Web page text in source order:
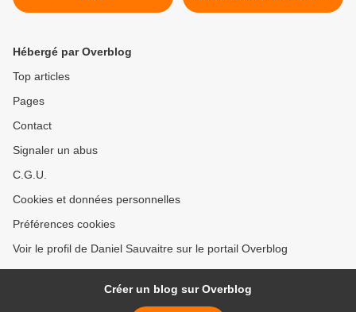
Reignac >
Hébergé par Overblog
Top articles
Pages
Contact
Signaler un abus
C.G.U.
Cookies et données personnelles
Préférences cookies
Voir le profil de Daniel Sauvaitre sur le portail Overblog
Créer un blog sur Overblog